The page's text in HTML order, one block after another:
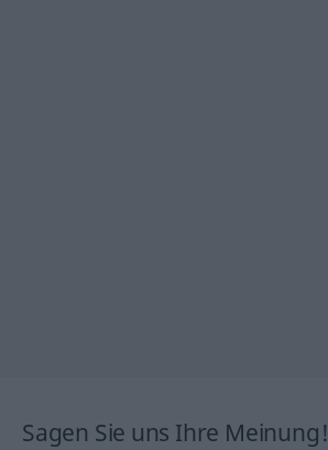
Sagen Sie uns Ihre Meinung!